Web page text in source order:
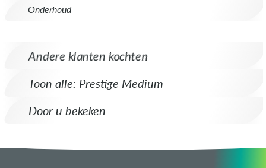
Onderhoud
Andere klanten kochten
Toon alle: Prestige Medium
Door u bekeken